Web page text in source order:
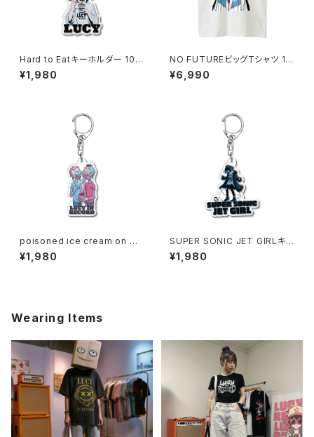
Hard to Eatキーホルダー 101
7-240218017
¥1,980
NO FUTUREビッグTシャツ 10
14-230221072
¥6,990
poisoned ice cream on my
birthday キーホルダー 1020-
241126095
¥1,980
SUPER SONIC JET GIRLキ
ーホルダー 1017-240218019
¥1,980
Wearing Items